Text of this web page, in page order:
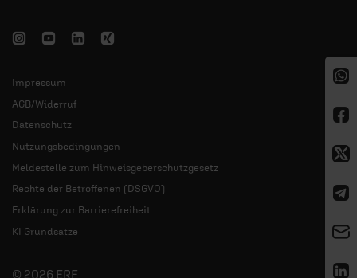
Impressum
AGB/Widerruf
Datenschutz
Nutzungsbedingungen
Meldestelle zum Hinweisgeberschutzgesetz
Rechte der Betroffenen (DSGVO)
Erklärung zur Barrierefreiheit
KI Grundsätze
© 2026 ERF